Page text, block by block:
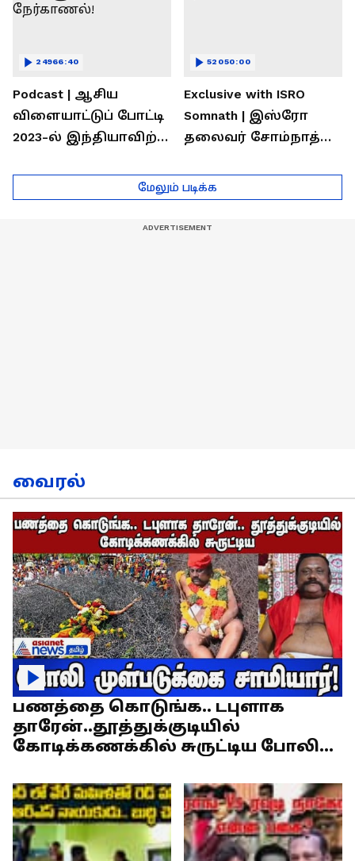
Podcast | ஆசிய
விளையாட்டுப் போட்டி
2023-ல் இந்தியாவிற்கு
வீரர்களுடன்
நேர்காணல்!
24966:40
Exclusive with ISRO
Somnath | இஸ்ரோ
தலைவர் சோம்நாத்
நேர்காணல்! | Podcast
52050:00
மேலும் படிக்க
வைரல்
பணத்தை கொடுங்க.. டபுளாக
தாரேன்..தூத்துக்குடியில்
கோடிக்கணக்கில் சுருட்டிய போலி